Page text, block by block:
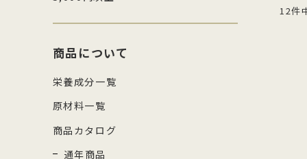
12件
商品について
栄養成分一覧
原材料一覧
商品カタログ
通年商品